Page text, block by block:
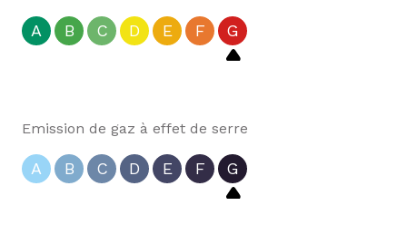
A B C D E F G
Emission de gaz à effet de serre
A B C D E F G